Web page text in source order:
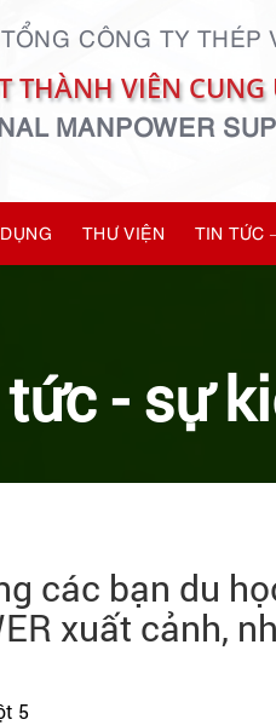
TỔNG CÔNG TY THÉP
THÀNH VIÊN
MANPOWER
THƯ VIỆN TIN TỨC
- sự
các bạn du
xuất cảnh,
5